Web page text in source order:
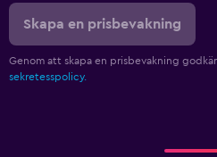
Skapa en prisbevakning
Genom att skapa en prisbevakning
sekretesspolicy.